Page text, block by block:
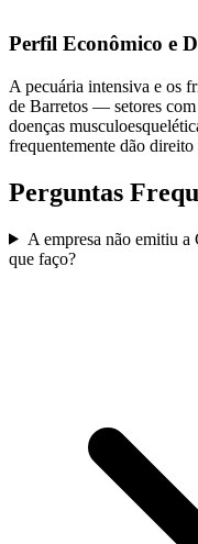
Perfil Econômico e
A pecuária intensiva e os
de Barretos — setores
doenças
frequentemente dão direito
Perguntas
A empresa não emitiu
que faço?